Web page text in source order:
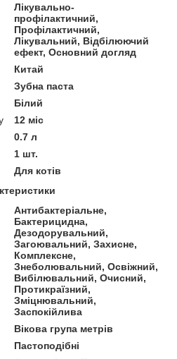
Лікувально-
профілактичний,
Профілактичний,
Лікувальний, Відбілюючий
ефект, Основний догляд
Китай
Зубна паста
Білий
12 міс
0.7 л
1 шт.
Для котів
Антибактеріальне,
Бактерицидна,
Дезодорувальний,
Загоювальний, Захисне,
Комплексне,
Знеболювальний, Освіжний,
Вибілювальний, Очисний,
Протикраїзний,
Зміцнювальний,
Заспокійлива
Вікова група метрів
Пастоподібні